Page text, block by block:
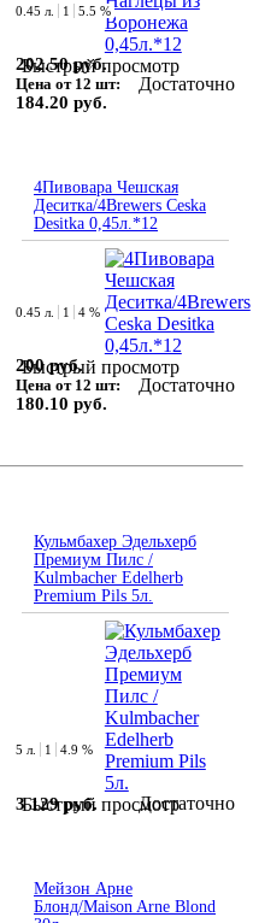
Быстрый просмотр
0.45 л. 1 5.5 %
202.50 руб.
Цена от 12 шт:
184.20 руб.
Достаточно
4Пивовара Чешская
Деситка/4Brewers Ceska
Desitka 0,45л.*12
Быстрый просмотр
0.45 л. 1 4 %
200 руб.
Цена от 12 шт:
180.10 руб.
Достаточно
Кульмбахер Эдельхерб
Премиум Пилс /
Kulmbacher Edelherb
Premium Pils 5л.
Быстрый просмотр
5 л. 1 4.9 %
3 129 руб. Достаточно
Мейзон Арне
Блонд/Maison Arne Blond